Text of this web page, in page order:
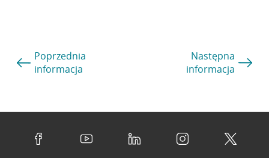
Poprzednia
informacja
Następna
informacja